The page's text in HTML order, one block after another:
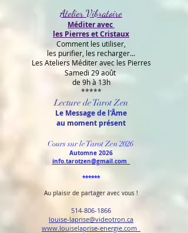
Atelier Vibratoire
Méditer avec
les Pierres et Cristaux
Comment les utiliser,
les purifier, les recharger...
Les Ateliers Méditer avec les Pierres
Samedi 29 août
de 9h à 13h
*****
Lecture de Tarot Zen
Le Message de l'Âme
au moment présent
Cours sur le Tarot Zen 2026
Automne 2026
info.tarotzen@gmail.com
******
Au plaisir de partager avec vous !
514-806-1866
louise-laprise@videotron.ca
www.louiselaprise-energie.com